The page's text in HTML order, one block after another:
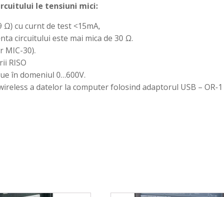
le tensiuni mici:
cu curnt de test <15mA,
circuitului este mai mica de 30 Ω.
MIC-30).
RISO
în domeniul 0…600V.
a datelor la computer folosind adaptorul USB – OR-1